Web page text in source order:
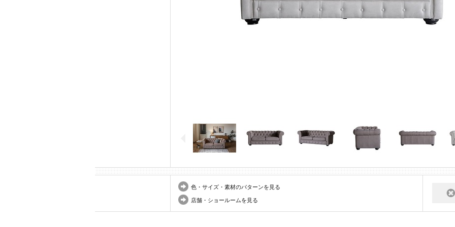
色・サイズ・素材のパターンを見る
店舗・ショールームを見る